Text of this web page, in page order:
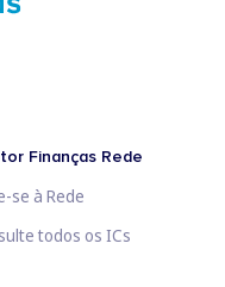
Finanças Rede
se à Rede
todos os ICs